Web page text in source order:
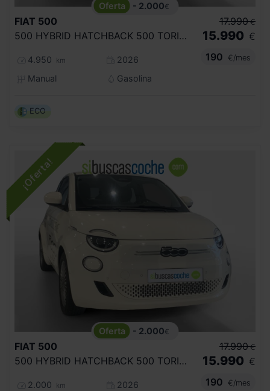
- 2.000€
FIAT 500
500 HYBRID HATCHBACK 500 TORINO
4.950 km
2026
Manual
Gasolina
17.990 €
15.990 €
190
€/mes
ECO
- 2.000€
FIAT 500
500 HYBRID HATCHBACK 500 TORINO
2.000 km
2026
17.990 €
15.990 €
190
€/mes